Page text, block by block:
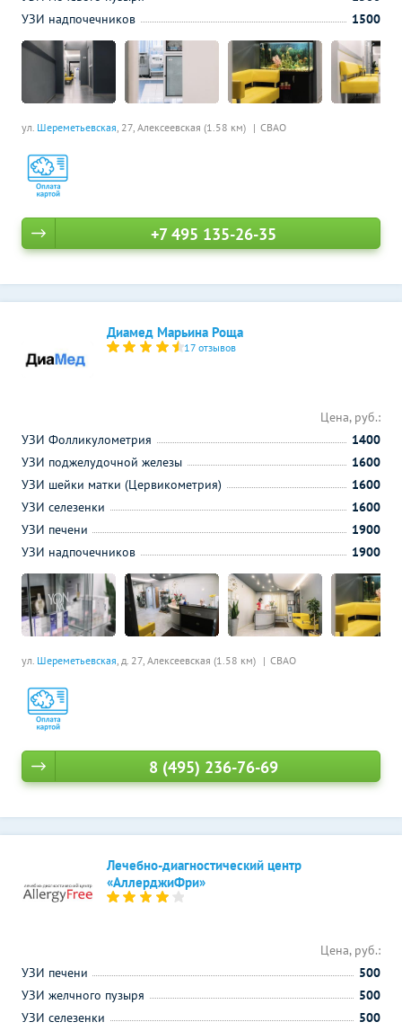
ул. Шереметьевская, 27, Алексеевская (1.58 км) СВАО
УЗИ надпочечников
1500
+7 495 135-26-35
Диамед Марьина Роща
17 отзывов
ул. Шереметьевская, д. 27, Алексеевская (1.58 км) СВАО
Цена, руб.:
УЗИ Фолликулометрия
1400
УЗИ поджелудочной железы
1600
УЗИ шейки матки (Цервикометрия)
1600
УЗИ селезенки
1600
УЗИ печени
1900
УЗИ надпочечников
1900
8 (495) 236-76-69
Лечебно-диагностический центр
«АллерджиФри»
Цена, руб.:
УЗИ печени
500
УЗИ желчного пузыря
500
УЗИ селезенки
500